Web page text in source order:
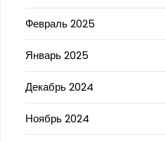
Февраль 2025
Январь 2025
Декабрь 2024
Ноябрь 2024